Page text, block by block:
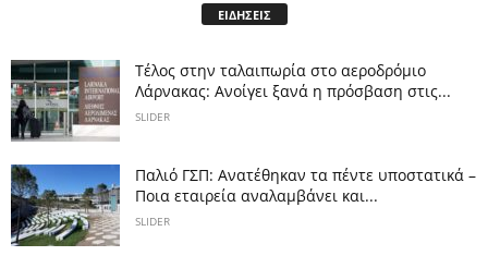
ΕΙΔΗΣΕΙΣ
Tέλος στην ταλαιπωρία στο αεροδρόμιο
Λάρνακας: Ανοίγει ξανά η πρόσβαση στις...
SLIDER
Παλιό ΓΣΠ: Ανατέθηκαν τα πέντε υποστατικά –
Ποια εταιρεία αναλαμβάνει και...
SLIDER